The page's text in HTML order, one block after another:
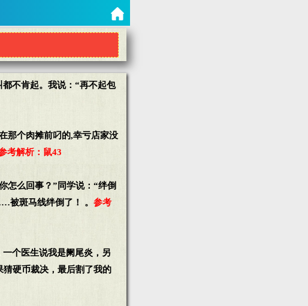
不肯起。我说：“再不起包
那个肉摊前叼的,幸亏店家没
考解析：鼠43
怎么回事？”同学说：“绊倒
被斑马线绊倒了！ 。参考
个医生说我是阑尾炎，另
猜硬币裁决，最后割了我的